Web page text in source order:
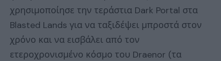
χρησιμοποίησε την τεράστια Dark Portal στα
Blasted Lands για να ταξιδέψει μπροστά στον
χρόνο και να εισβάλει από τον
ετεροχρονισμένο κόσμο του Draenor (τα